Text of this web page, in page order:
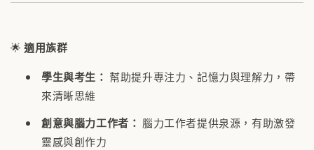
🌟適用族群
學生與考生： 幫助提升專注力、記憶力與理解力，帶
來清晰思維
創意與腦力工作者： 腦力工作者提供泉源，有助激發
靈感與創作力